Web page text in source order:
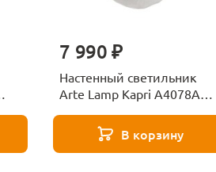
7 990 ₽
Настенный светильник
Arte Lamp Kapri A4078AP-
В корзину